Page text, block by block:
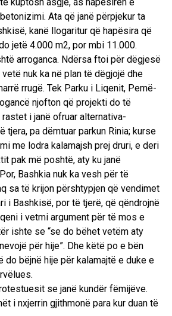
Ata që janë përpjekur ta
kanë llogaritur që hapësira që
jetë 4.000 m2, por mbi 11.000.
arroganca. Ndërsa ftoi për dëgjesë
vetë nuk ka në plan të dëgjojë dhe
rrugë. Tek Parku i Liqenit, Pemë-
njofton që projekti do të
i janë ofruar alternativa-
tjera, pa dëmtuar parkun Rinia; kurse
me lodra kalamajsh prej druri, e deri
pak më poshtë, aty ku janë
Bashkia nuk ka vesh për të
sa të krijon përshtypjen që vendimet
i Bashkisë, por të tjerë, që qëndrojnë
i vetmi argument për të mos e
ishte se “se do bëhet vetëm aty
për hije”. Dhe këtë po e bën
do bëjnë hije për kalamajtë e duke e
se janë kundër fëmijëve.
i nxjerrin gjithmonë para kur duan të